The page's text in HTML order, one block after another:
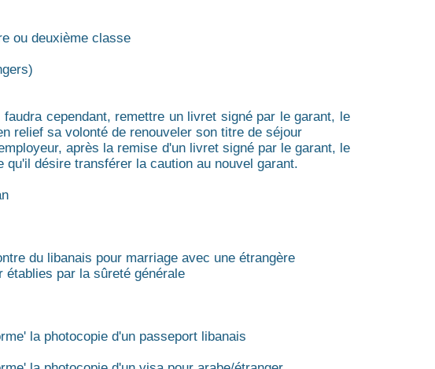
ou deuxième classe
cependant, remettre un livret signé par le garant, le
relief sa volonté de renouveler son titre de séjour
après la remise d'un livret signé par le garant, le
désire transférer la caution au nouvel garant.
du libanais pour marriage avec une étrangère
par la sûreté générale
la photocopie d'un passeport libanais